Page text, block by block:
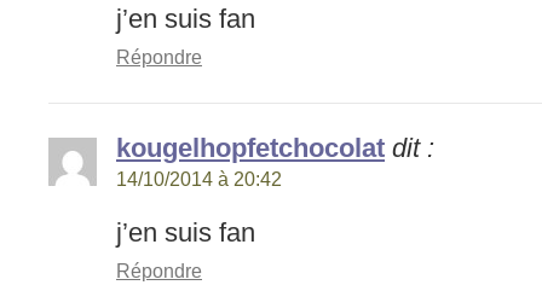
j’en suis fan
Répondre
kougelhopfetchocolat dit :
14/10/2014 à 20:42
j’en suis fan
Répondre